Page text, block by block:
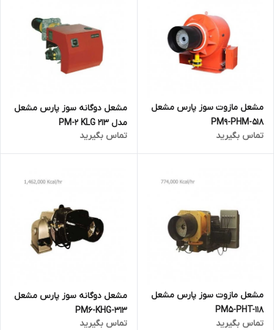
مشعل مازوت سوز پارس مشعل
PM9-PHM-518
تماس بگیرید
مشعل دوگانه سوز پارس مشعل
مدل 213 PM-2 KLG
تماس بگیرید
مشعل مازوت سوز پارس مشعل
PM5-PHT-118
تماس بگیرید
مشعل دوگانه سوز پارس مشعل
PM6-KHG-313
تماس بگیرید